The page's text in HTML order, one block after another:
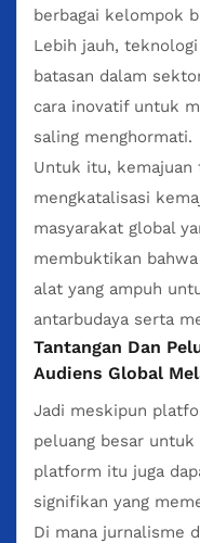
berbagai kelompok
Lebih jauh,
batasan dalam
cara inovatif untuk
saling menghormati.
Untuk itu,
mengkatalisasi
masyarakat global
membuktikan
alat yang ampuh
antarbudaya serta
Tantangan Dan
Audiens Global
Jadi meskipun
peluang besar
platform itu juga
signifikan yang
Di mana jurnalisme